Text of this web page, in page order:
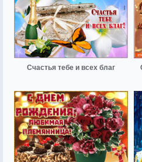
Счастья тебе и всех благ